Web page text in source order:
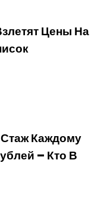
Цены На
Каждому
– Кто В